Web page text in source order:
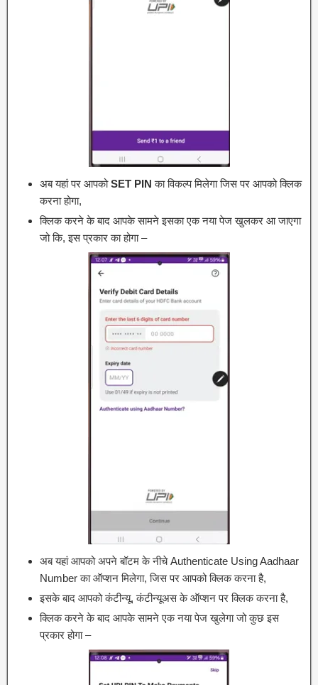
अब यहां पर आपकोSET PIN का विकल्प मिलेगा जिस पर आपको क्लिक
करना होगा,
क्लिक करने के बाद आपके सामने इसका एक नया पेज खुलकर आ जाएगा
जो कि, इस प्रकार का होगा –
अब यहां आपको अपने बॉटम के नीचे Authenticate Using Aadhaar
Number का ऑप्शन मिलेगा, जिस पर आपको क्लिक करना है,
इसके बाद आपको कंटीन्यू, कंटीन्यूअस के ऑप्शन पर क्लिक करना है,
क्लिक करने के बाद आपके सामने एक नया पेज खुलेगा जो कुछ इस
प्रकार होगा –